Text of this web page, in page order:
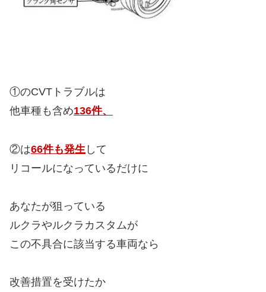
①のCVTトラブルは
他車種も含め136件、
②は66件も発生 して
リコールになっているだけに
あなたが狙っている
ルクラやルクラカスタムが
この不具合に該当する車両なら
改善措置を受けたか